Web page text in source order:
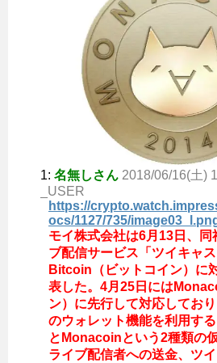
1: 名無しさん 2018/06/16(土)
_USER
https://
ocs/1127/735/
モイ株式会社は6月13日、同
ブ配信サービス「ツイキャ
Bitcoin（ビットコイン）に
表した。4月25日には
ン）に先行して対応してお
のウォレット機能を利用す
とMonacoinという2種類の
ライブ配信者への送金、ツ